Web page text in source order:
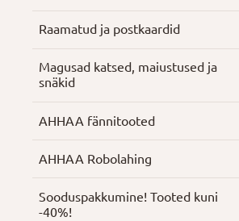
Raamatud ja postkaardid
Magusad katsed, maiustused ja
snäkid
AHHAA fännitooted
AHHAA Robolahing
Soodus­pakkumine! Tooted kuni
-40%!